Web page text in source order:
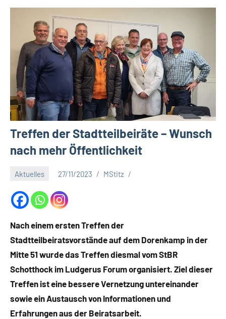
a
t
h
o
c
Treffen der Stadtteilbeiräte – Wunsch
nach mehr Öffentlichkeit
Aktuelles 27/11/2023 MStitz
Nach einem ersten Treffen der
Stadtteilbeiratsvorstände auf dem Dorenkamp in der
Mitte 51 wurde das Treffen diesmal vom StBR
Schotthock im Ludgerus Forum organisiert. Ziel dieser
Treffen ist eine bessere Vernetzung untereinander
sowie ein Austausch von Informationen und
Erfahrungen aus der Beiratsarbeit.